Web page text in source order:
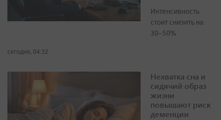
Интенсивность
стоит снизить на
30–50%
сегодня, 04:32
Нехватка сна и
сидячий образ
жизни
повышают риск
деменции